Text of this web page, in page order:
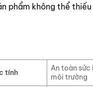
phẩm không thể
tính
An toàn sức
môi trường